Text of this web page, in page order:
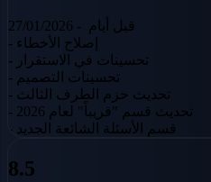
27/01/2026 - قبل أيام
- إصلاح الأخطاء
- تحسينات في الاستقرار
- تحسينات التصميم
- تحديث حزم الطرف الثالث
- تحديث قسم "قريباً" لعام 2026
- قسم الأسئلة الشائعة الجديد
8.5